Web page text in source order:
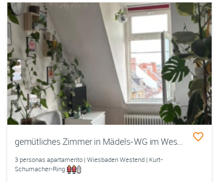
3 personas apartamento | Wiesbaden Westend | Kurt-
Schumacher-Ring